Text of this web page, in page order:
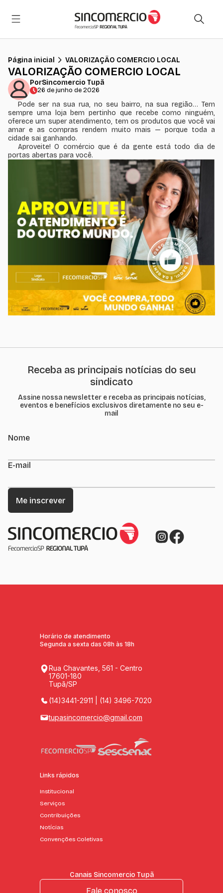
Página inicial VALORIZAÇÃO COMERCIO LOCAL
VALORIZAÇÃO COMERCIO LOCAL
PorSincomercio Tupã
26 de junho de 2026
Pode ser na sua rua, no seu bairro, na sua região… Tem
sempre uma loja bem pertinho que recebe como ninguém,
oferece um super atendimento, tem os produtos que você vai
amar e as compras rendem muito mais — porque toda a
cidade sai ganhando.
Aproveite! O comércio que é da gente está todo dia de
portas abertas para você.
Receba as principais notícias do seu
sindicato
Assine nossa newsletter e receba as principais notícias,
eventos e benefícios exclusivos diretamente no seu e-
mail
Nome
E-mail
Horário de atendimento
Segunda a sexta das 08h às 18h
Rua Chavantes, 561 - Centro
17601-180
Tupã/SP
(14)3441-2911 | (14) 3496-7020
tupasincomercio@gmail.com
Links rápidos
Institucional
Serviços
Contribuições
Notícias
Convenções Coletivas
Canais Sincomercio Tupã
Fale conosco